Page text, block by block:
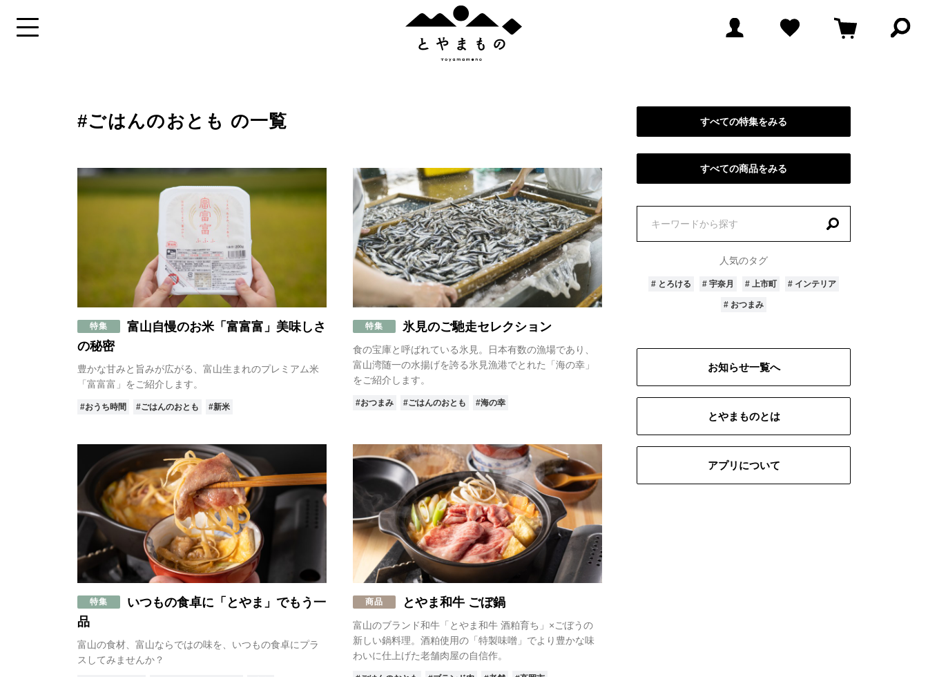
動
移
動
や
検
集
す
人気のタグ
# とろける # 宇奈月 # 上市町 # インテリア # おつまみ
すべてのタグ
# おうち時間 # おつまみ # 老舗 # 富山市 # とやまものオリジナル # ごはんのおとも # 海の幸
# 高岡市 # 氷見市 # カラフル # 南砺市 # 新湊 # プレゼント # 砺波市
# 和モダン # 八尾 # 美容 # お祝い # 天然素材 # とろける # 宇奈月 # ラーメン
# 滑川市 # 地産地消 # 母の日 # お中元 # 新米 # ペット
#ごはんのおとも の一覧
特集
富山自慢のお米「富富富」美味しさ
の秘密
豊かな甘みと旨みが広がる、富山生まれのプレミアム米
「富富富」をご紹介します。
#おうち時間 #ごはんのおとも #新米
特集 氷見のご馳走セレクション
食の宝庫と呼ばれている氷見。日本有数の漁場であり、
富山湾随一の水揚げを誇る氷見漁港でとれた「海の幸」
をご紹介します。
#おつまみ #ごはんのおとも #海の幸
特集
いつもの食卓に「とやま」でもう一
品
富山の食材、富山ならではの味を、いつもの食卓にプラ
スしてみませんか？
商品 とやま和牛 ごぼ鍋
富山のブランド和牛「とやま和牛 酒粕育ち」×ごぼうの
新しい鍋料理。酒粕使用の「特製味噌」でより豊かな味
わいに仕上げた老舗肉屋の自信作。
すべての特集をみる
すべての商品をみる
人気のタグ
# とろける # 宇奈月 # 上市町 # インテリア
# おつまみ
お知らせ一覧へ
とやまものとは
アプリについて